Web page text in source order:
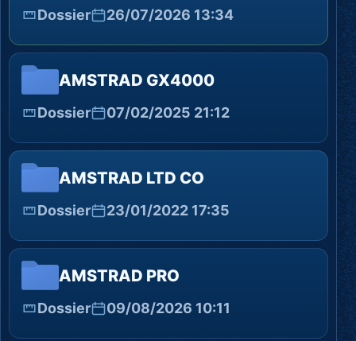
Dossier 26/07/2026 13:34
AMSTRAD GX4000
Dossier 07/02/2025 21:12
AMSTRAD LTD CO
Dossier 23/01/2022 17:35
AMSTRAD PRO
Dossier 09/08/2026 10:11